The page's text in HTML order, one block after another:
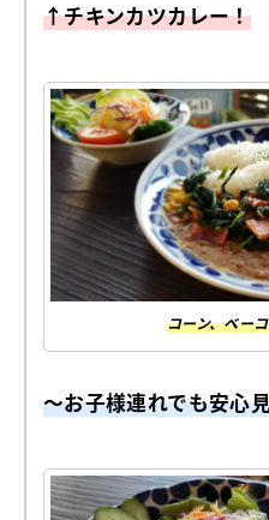
↑チキンカツカレー！
コーン、ベー
～お子様連れでも安心